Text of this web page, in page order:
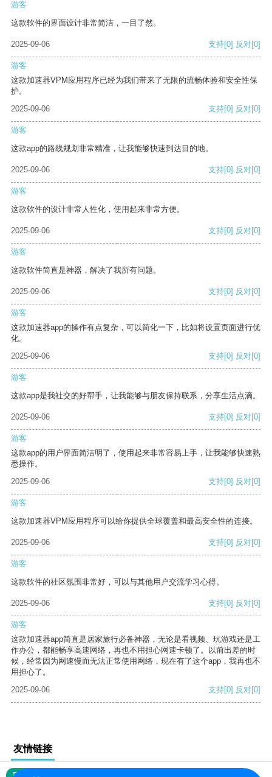
游客
这款软件的界面设计非常简洁，一目了然。
2025-09-06 支持[0] 反对[0]
游客
这款加速器VPM应用程序已经为我们带来了无限的流畅体验和安全性保
护。
2025-09-06
支持[0] 反对[0]
游客
这款app的路线规划非常精准，让我能够快速到达目的地。
2025-09-06 支持[0] 反对[0]
游客
这款软件的设计非常人性化，使用起来非常方便。
2025-09-06 支持[0] 反对[0]
游客
这款软件简直是神器，解决了我所有问题。
2025-09-06 支持[0] 反对[0]
游客
这款加速器app的操作有点复杂，可以简化一下，比如将设置页面进行优
化。
2025-09-06
支持[0] 反对[0]
游客
这款app是我社交的好帮手，让我能够与朋友保持联系，分享生活点滴。
2025-09-06 支持[0] 反对[0]
游客
这款app的用户界面简洁明了，使用起来非常容易上手，让我能够快速熟
悉操作。
2025-09-06
支持[0] 反对[0]
游客
这款加速器VPM应用程序可以给你提供全球覆盖和最高安全性的连接。
2025-09-06 支持[0] 反对[0]
游客
这款软件的社区氛围非常好，可以与其他用户交流学习心得。
2025-09-06 支持[0] 反对[0]
游客
这款加速器app简直是居家旅行必备神器，无论是看视频、玩游戏还是工
作办公，都能畅享高速网络，再也不用担心网速卡顿了。以前出差的时
候，经常因为网速慢而无法正常使用网络，现在有了这个app，我再也不
用担心了。
2025-09-06
支持[0] 反对[0]
友情链接